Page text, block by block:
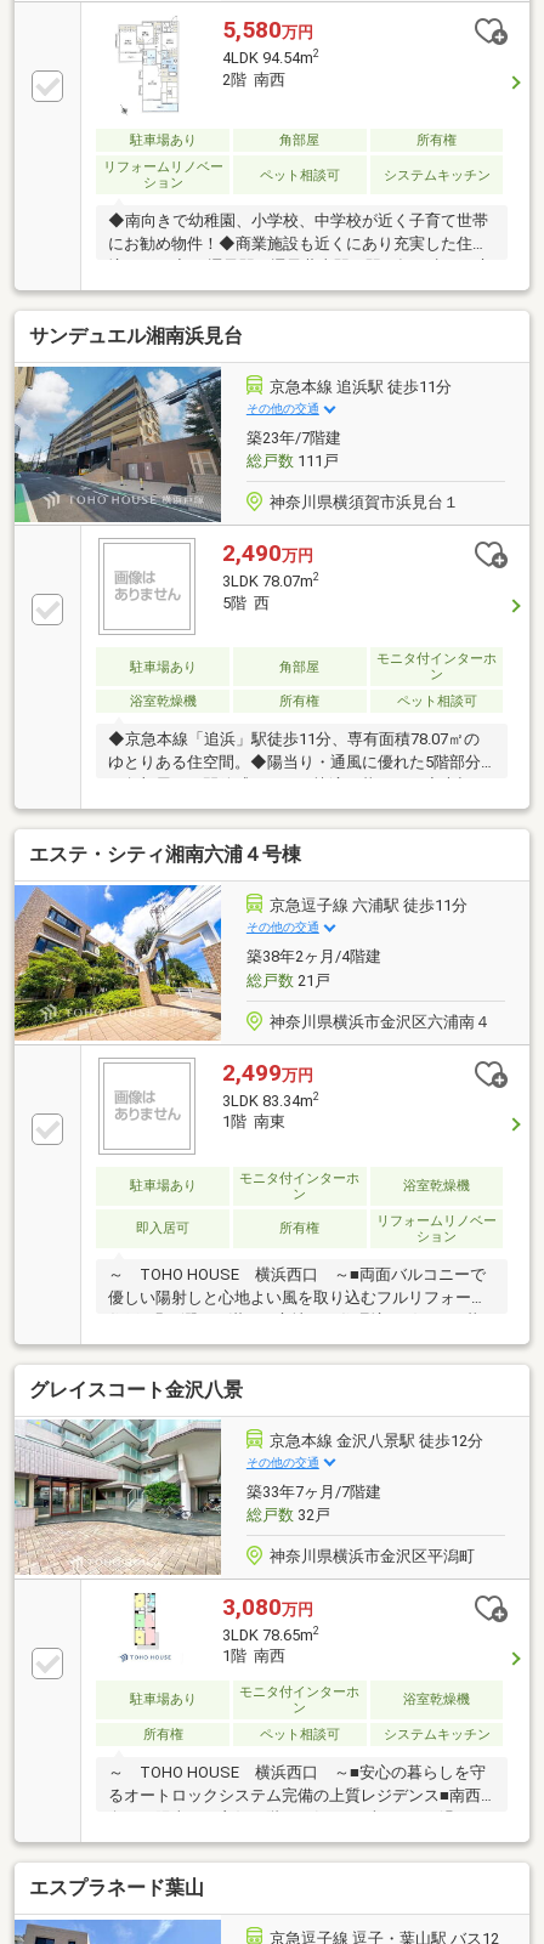
5,580万円
4LDK 94.54m2
2階 南西
駐車場あり 角部屋
所有権
リフォームリノベー
ション
ペット相談可 システムキッチン
◆南向きで幼稚園、小学校、中学校が近く子育て世帯
にお勧め物件！◆商業施設も近くにあり充実した住環
地！◆南向きで日当たり良好です！◆閑静な住宅街で
す！
サンデュエル湘南浜見台
京急本線 追浜駅 徒歩11分
その他の交通
築23年/7階建
総戸数111戸
神奈川県横須賀市浜見台１
2,490万円
3LDK 78.07m2
5階 西
駐車場あり 角部屋
モニタ付インターホ
ン
浴室乾燥機
所有権 ペット相談可
◆京急本線「追浜」駅徒歩11分、専有面積78.07㎡の
ゆとりある住空間。◆陽当り・通風に優れた5階部分
家族の一員である愛犬や愛猫と一緒に暮らせるペット
可マンション。◆プライバシーを高めるアルコーブや
便利なトランクルームを完備。◆TVモニター付オート
ロックや宅配ボックスなど、共用設備も充実。◆追焚
機能や浴室換気乾燥機が付いた、快適で清潔なバスル
ーム。◆お料理中も家族との会話が弾む、人気のカウ
ンターキッチン設計。お問い合わせは【フリーダイヤ
ル：0120-702-700】までお気軽にどうぞ♪
エステ・シティ湘南六浦４号棟
京急逗子線 六浦駅 徒歩11分
その他の交通
築38年2ヶ月/4階建
総戸数21戸
神奈川県横浜市金沢区六浦南４
2,499万円
3LDK 83.34m2
1階 南東
駐車場あり
モニタ付インターホ
ン
浴室乾燥機
即入居可 所有権
リフォームリノベー
ション
～ TOHO HOUSE 横浜西口 ～■両面バルコニーで
優しい陽射しと心地よい風を取り込むフルリフォーム
住戸■緑の潤いに満ちた心地よい住環境、穏やかな暮
らしをスタート■階下を気にせずのびのび過ごせる1階
部分、小さなお子様がいるご家庭にもおススメです■
新規交換されたキッチンは食洗器搭載！1階ならでは
の床下収納付き■換気がしやすくカビ対策にも役立つ
浴室窓付き！雨の日のお洗濯にも役立つ浴室乾燥機も
完備■かわいいペットと暮らせます（細則有）ご見学
のご希望、資料請求、ご質問などなど、お気軽にまず
はお問い合わせください♪【 フリーダイヤル： 0120-
821-930 】
グレイスコート金沢八景
京急本線 金沢八景駅 徒歩12分
その他の交通
築33年7ヶ月/7階建
総戸数32戸
神奈川県横浜市金沢区平潟町
3,080万円
3LDK 78.65m2
1階 南西
駐車場あり
モニタ付インターホ
ン
浴室乾燥機
所有権 ペット相談可 システムキッチン
～ TOHO HOUSE 横浜西口 ～■安心の暮らしを守
るオートロックシステム完備の上質レジデンス■南西
向きで陽当たり良好！階下を気にせずのびのび過ごせ
る1階部分■開放的なコーナーバルコニーを設置、2面
採光のリビングは風通しも良好です■かわいいペット
と暮らせます（細則有）ご見学のご希望、資料請求、
ご質問などなど、お気軽にまずはお問い合わせくださ
い♪【 フリーダイヤル： 0120-821-930 】
エスプラネード葉山
京急逗子線 逗子・葉山駅 バス12